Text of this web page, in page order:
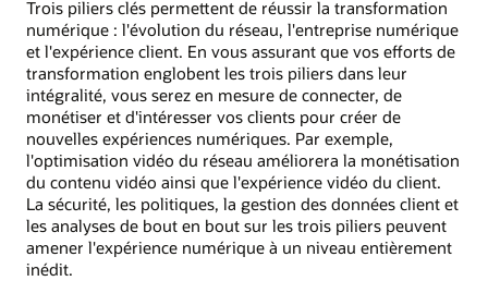
Trois piliers clés permettent de réussir la transformation
numérique : l'évolution du réseau, l'entreprise numérique
et l'expérience client. En vous assurant que vos efforts de
transformation englobent les trois piliers dans leur
intégralité, vous serez en mesure de connecter, de
monétiser et d'intéresser vos clients pour créer de
nouvelles expériences numériques. Par exemple,
l'optimisation vidéo du réseau améliorera la monétisation
du contenu vidéo ainsi que l'expérience vidéo du client.
La sécurité, les politiques, la gestion des données client et
les analyses de bout en bout sur les trois piliers peuvent
amener l'expérience numérique à un niveau entièrement
inédit.